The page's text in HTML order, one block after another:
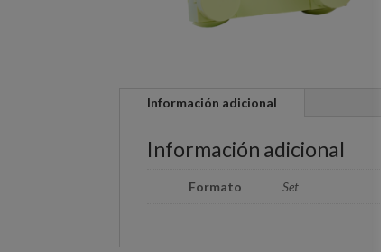
Información adicional
Información adicional
Formato Set